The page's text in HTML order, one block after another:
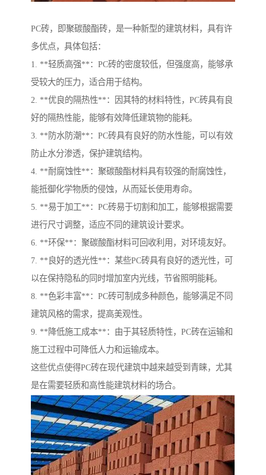
PC砖，即聚碳酸酯砖，是一种新型的建筑材料，具有许
多优点，具体包括：
1. **轻质高强**：PC砖的密度较低，但强度高，能够承
受较大的压力，适合用于结构。
2. **优良的隔热性**：因其特的材料特性，PC砖具有良
好的隔热性能，能够有效降低建筑物的能耗。
3. **防水防潮**：PC砖具有良好的防水性能，可以有效
防止水分渗透，保护建筑结构。
4. **耐腐蚀性**：聚碳酸酯材料具有较强的耐腐蚀性，
能抵御化学物质的侵蚀，从而延长使用寿命。
5. **易于加工**：PC砖易于切割和加工，能够根据需要
进行尺寸调整，适应不同的建筑设计要求。
6. **环保**：聚碳酸酯材料可回收利用，对环境友好。
7. **良好的透光性**：某些PC砖具有良好的透光性，可
以在保持隐私的同时增加室内光线，节省照明能耗。
8. **色彩丰富**：PC砖可制成多种颜色，能够满足不同
建筑风格的需求，提高美观性。
9. **降低施工成本**：由于其轻质特性，PC砖在运输和
施工过程中可降低人力和运输成本。
这些优点使得PC砖在现代建筑中越来越受到青睐，尤其
是在需要轻质和高性能建筑材料的场合。